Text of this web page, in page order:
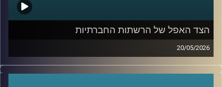
שנמצאת בחזית של שילוב טכנולוגיות מתקדמות ברפואה לצד
עבודה קלינית יומיומית בקבלת החלטות בזמן אמת.
קרדיט תמונות:AudioVersity
הצד האפל של הרשתות החברתיות
20/05/2026
בשנים האחרונות, הרשתות החברתיות הפכו מפלטפורמה
שמקשרת בין אנשים בעיקר לדבר מרכזי בחיי רוב האנשים,